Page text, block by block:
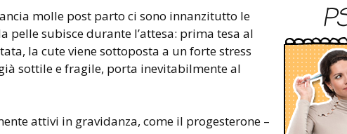
molle post parto ci sono innanzitutto le
pelle subisce durante l’attesa: prima tesa al
la cute viene sottoposta a un forte stress
sottile e fragile, porta inevitabilmente al
attivi in gravidanza, come il progesterone –